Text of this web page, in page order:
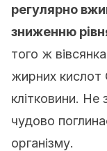
регулярно
зниженню
того ж
жирних кислот
клітковини. Не
чудово
організму.